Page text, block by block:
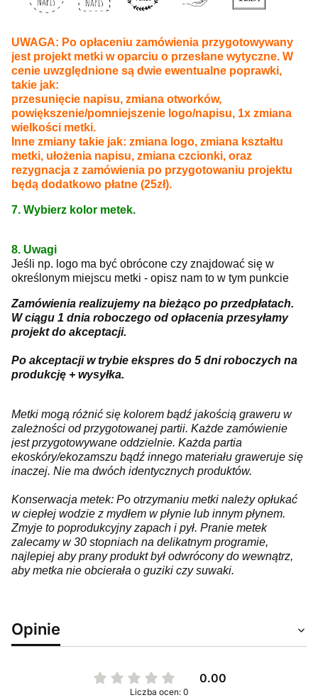
UWAGA: Po opłaceniu zamówienia przygotowywany
jest projekt metki w oparciu o przesłane wytyczne. W
cenie uwzględnione są dwie ewentualne poprawki,
takie jak:
przesunięcie napisu, zmiana otworków,
powiększenie/pomniejszenie logo/napisu, 1x zmiana
wielkości metki.
Inne zmiany takie jak: zmiana logo, zmiana kształtu
metki, ułożenia napisu, zmiana czcionki, oraz
rezygnacja z zamówienia po przygotowaniu projektu
będą dodatkowo płatne (25zł).
7. Wybierz kolor metek.
8. Uwagi
Jeśli np. logo ma być obrócone czy znajdować się w
określonym miejscu metki - opisz nam to w tym punkcie
Zamówienia realizujemy na bieżąco po przedpłatach.
W ciągu 1 dnia roboczego od opłacenia przesyłamy
projekt do akceptacji.
Po akceptacji w trybie ekspres do 5 dni roboczych na
produkcję + wysyłka.
Metki mogą różnić się kolorem bądź jakością graweru w
zależności od przygotowanej partii. Każde zamówienie
jest przygotowywane oddzielnie. Każda partia
ekoskóry/ekozamszu bądź innego materiału graweruje się
inaczej. Nie ma dwóch identycznych produktów.
Konserwacja metek: Po otrzymaniu metki należy opłukać
w ciepłej wodzie z mydłem w płynie lub innym płynem.
Zmyje to poprodukcyjny zapach i pył. Pranie metek
zalecamy w 30 stopniach na delikatnym programie,
najlepiej aby prany produkt był odwrócony do wewnątrz,
aby metka nie obcierała o guziki czy suwaki.
Opinie
0.00
Liczba ocen: 0